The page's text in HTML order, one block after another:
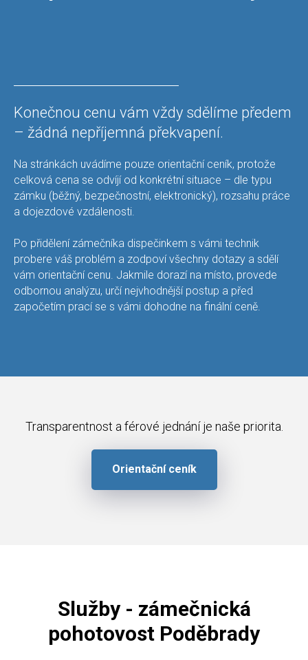
Konečnou cenu vám vždy sdělíme předem
– žádná nepříjemná překvapení.
Na stránkách uvádíme pouze orientační ceník, protože
celková cena se odvíjí od konkrétní situace – dle typu
zámku (běžný, bezpečnostní, elektronický), rozsahu práce
a dojezdové vzdálenosti.
Po přidělení zámečníka dispečinkem s vámi technik
probere váš problém a zodpoví všechny dotazy a sdělí
vám orientační cenu. Jakmile dorazí na místo, provede
odbornou analýzu, určí nejvhodnější postup a před
započetím prací se s vámi dohodne na finální ceně.
Transparentnost a férové jednání je naše priorita.
Orientační ceník
Služby - zámečnická
pohotovost Poděbrady